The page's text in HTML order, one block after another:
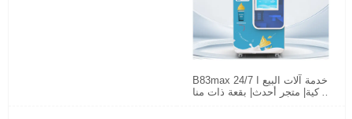
B83max 24/7 خدمة آلات البيع ا
لذكية| متجر أحدث| بقعة ذات منا